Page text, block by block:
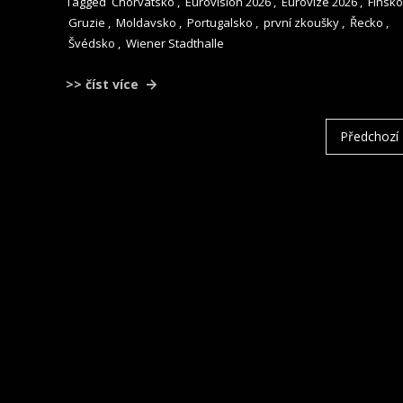
Gruzie , Moldavsko , Portugalsko , první zkoušky , Řecko ,
Švédsko , Wiener Stadthalle
>> číst více
Předchozí